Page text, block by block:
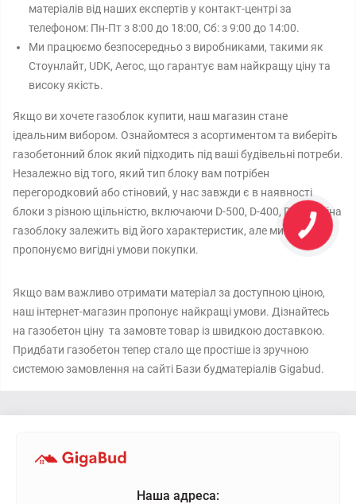
матеріалів від наших експертів у контакт-центрі за
телефоном: Пн-Пт з 8:00 до 18:00, Сб: з 9:00 до 14:00.
Ми працюємо безпосередньо з виробниками, такими як
Стоунлайт, UDK, Aeroc, що гарантує вам найкращу ціну та
високу якість.
Якщо ви хочете газоблок купити, наш магазин стане
ідеальним вибором. Ознайомтеся з асортиментом та виберіть
газобетонний блок який підходить під ваші будівельні потреби.
Незалежно від того, який тип блоку вам потрібен
перегородковий або стіновий, у нас завжди є в наявності
блоки з різною щільністю, включаючи D-500, D-400, D-300. Ціна
газоблоку залежить від його характеристик, але ми завжди
пропонуємо вигідні умови покупки.
Якщо вам важливо отримати матеріал за доступною ціною,
наш інтернет-магазин пропонує найкращі умови. Дізнайтесь
на газобетон ціну та замовте товар із швидкою доставкою.
Придбати газобетон тепер стало ще простіше із зручною
системою замовлення на сайті Бази будматеріалів Gigabud.
Наша адреса: